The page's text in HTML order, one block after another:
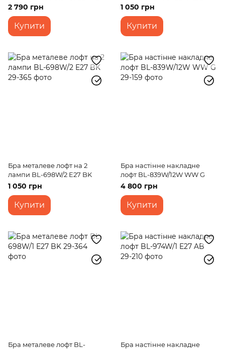
2 790 грн
Купити
1 050 грн
Купити
Бра металеве лофт на 2
лампи BL-698W/2 E27 BK
1 050 грн
Купити
Бра настінне накладне
лофт BL-839W/12W WW G
4 800 грн
Купити
Бра металеве лофт BL-
Бра настінне накладне